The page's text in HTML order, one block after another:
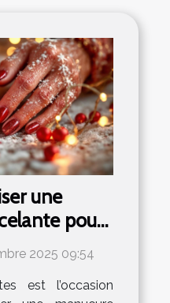
une
pour
2025 09:54
est l’occasion